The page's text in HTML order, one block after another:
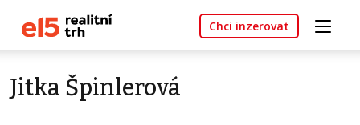
Chci inzerovat
Jitka Špinlerová